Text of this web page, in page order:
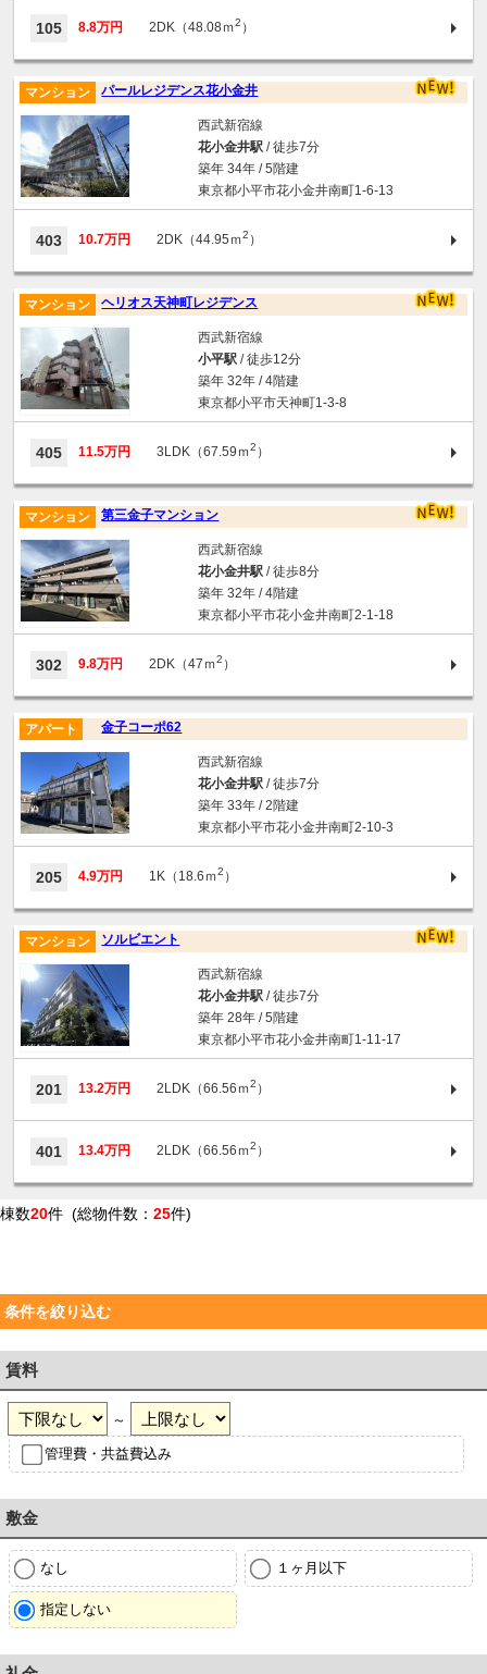
105 8.8万円 2DK（48.08ｍ2 ）
パールレジデンス花小金井
マンション
西武新宿線
花小金井駅/ 徒歩7分
築年 34年 / 5階建
東京都小平市花小金井南町1-6-13
403 10.7万円 2DK（44.95ｍ2 ）
ヘリオス天神町レジデンス
マンション
西武新宿線
小平駅/ 徒歩12分
築年 32年 / 4階建
東京都小平市天神町1-3-8
405 11.5万円 3LDK（67.59ｍ2 ）
第三金子マンション
マンション
西武新宿線
花小金井駅/ 徒歩8分
築年 32年 / 4階建
東京都小平市花小金井南町2-1-18
302 9.8万円 2DK（47ｍ2 ）
金子コーポ62
アパート
西武新宿線
花小金井駅/ 徒歩7分
築年 33年 / 2階建
東京都小平市花小金井南町2-10-3
205 4.9万円 1K（18.6ｍ2 ）
ソルビエント
マンション
西武新宿線
花小金井駅/ 徒歩7分
築年 28年 / 5階建
東京都小平市花小金井南町1-11-17
201 13.2万円 2LDK（66.56ｍ2 ）
401 13.4万円 2LDK（66.56ｍ2 ）
棟数20件 (総物件数： 25件)
条件を絞り込む
賃料
～
管理費・共益費込み
敷金
なし １ヶ月以下
指定しない